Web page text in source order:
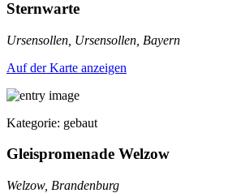
Sternwarte
Ursensollen, Ursensollen, Bayern
Auf der Karte anzeigen
Kategorie: gebaut
Gleispromenade Welzow
Welzow, Brandenburg